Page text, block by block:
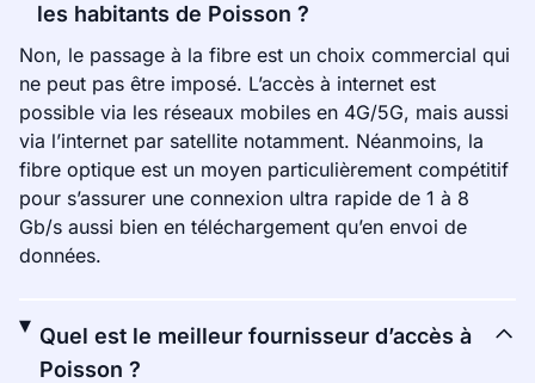
les habitants de Poisson ?
Non, le passage à la fibre est un choix commercial qui
ne peut pas être imposé. L’accès à internet est
possible via les réseaux mobiles en 4G/5G, mais aussi
via l’internet par satellite notamment. Néanmoins, la
fibre optique est un moyen particulièrement compétitif
pour s’assurer une connexion ultra rapide de 1 à 8
Gb/s aussi bien en téléchargement qu’en envoi de
données.
Quel est le meilleur fournisseur d’accès à
Poisson ?